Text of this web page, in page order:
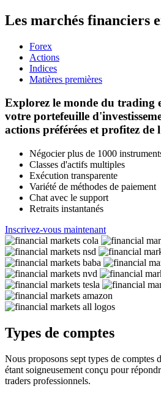
Les marchés financiers
Forex
Actions
Indices
Matières premières
Explorez le monde du trading
votre portefeuille
actions préférées et profitez de
Négocier plus de 1000
Classes d'actifs multiples
Exécution transparente
Variété de méthodes de paiement
Chat avec le support
Retraits instantanés
Inscrivez-vous maintenant
Types de comptes
Nous proposons sept types de comptes
étant soigneusement conçu pour
traders professionnels.